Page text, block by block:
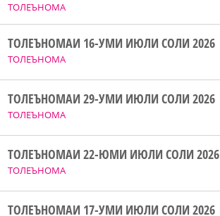
ТОЛЕЪНОМА
ТОЛЕЪНОМА
ТОЛЕЪНОМАИ 16-УМИ ИЮЛИ СОЛИ 2026
ТОЛЕЪНОМА
ТОЛЕЪНОМАИ 29-УМИ ИЮЛИ СОЛИ 2026
ТОЛЕЪНОМА
ТОЛЕЪНОМАИ 22-ЮМИ ИЮЛИ СОЛИ 2026
ТОЛЕЪНОМАИ 17-УМИ ИЮЛИ СОЛИ 2026